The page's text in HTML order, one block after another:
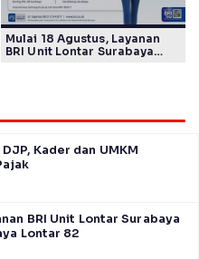
Mulai 18 Agustus, Layanan
BRI Unit Lontar Surabaya
Kader dan UMKM
BRI Unit Lontar Surabaya
Lontar 82